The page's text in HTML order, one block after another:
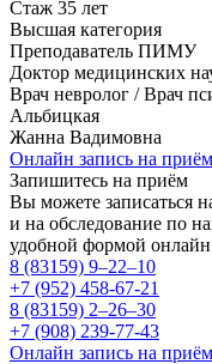
Стаж 35 лет
Высшая категория
Преподаватель ПИМУ
Доктор медицинских
Врач невролог / Врач
Альбицкая
Жанна Вадимовна
Онлайн запись на приём
Запишитесь на приём
Вы можете записаться
и на обследование по
удобной формой онлайн
8 (83159) 9–22–10
+7 (952) 458-67-21
8 (83159) 2–26–30
+7 (908) 239-77-43
Онлайн запись на приём